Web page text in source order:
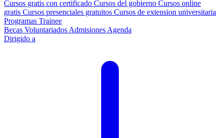
Cursos gratis con certificado Cursos del gobierno Cursos online
gratis Cursos presenciales gratuitos Cursos de extension universitaria
Programas Trainee
Becas Voluntariados Admisiones Agenda
Dirigido a